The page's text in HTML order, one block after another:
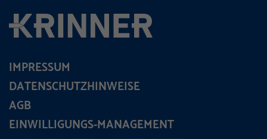
IMPRESSUM
DATENSCHUTZHINWEISE
AGB
EINWILLIGUNGS-MANAGEMENT